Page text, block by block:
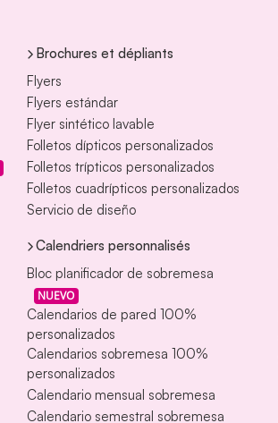
Brochures et dépliants
Flyers
Flyers estándar
Flyer sintético lavable
Folletos dípticos personalizados
Folletos trípticos personalizados
Folletos cuadrípticos personalizados
Servicio de diseño
Calendriers personnalisés
Bloc planificador de sobremesa
NUEVO
Calendarios de pared 100%
personalizados
Calendarios sobremesa 100%
personalizados
Calendario mensual sobremesa
Calendario semestral sobremesa